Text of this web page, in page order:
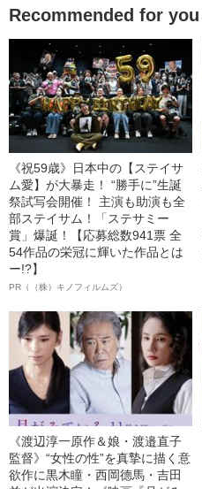
Recommended for you
《祝59歳》日本中の【ステイサ
ム愛】が大暴走！ “勝手に”生誕
祭試写会開催！ 主演も助演も全
部ステイサム！「ステサミー
賞」爆誕！【応募総数941票 全
54作品の栄冠に輝いた作品とは
ー!?】
PR（（株）キノフィルムズ）
《渡辺淳一原作＆娘・渡邉直子
監督》“女性の性”を真摯に描く意
欲作に黒木瞳・西岡德馬・吉田